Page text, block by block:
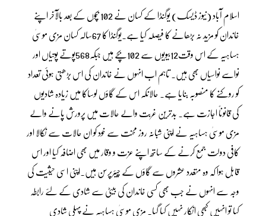
اسلام آباد (نیوز ڈیسک) یوگنڈا کے کسان نے 102 بچوں کے بعد بالآخر اپنے
خاندان کو مزید نہ بڑھانے کا فیصلہ کیا ہے۔یوگنڈا کا 67سالہ کسان مزی موسیٰ
ہساہیہ کے اس وقت12بیویوں سے 102بچے ہیں جبکہ568پوتے پوتیاں اور
نواسے نواسیاں بھی ہیں۔ تاہم اب انہوں نے خاندان کی اس بڑھتی ہوئی تعداد
کو روکنے کا منصوبہ بنایا ہے۔ حالانکہ اس کے گاؤں لوساکا میں زیادہ شادیوں
کی قانوناً اجازت ہے۔ بدترین غربت والے حالات میں پرورش پانے والے
مزی موسیٰ ہساہیہ نے اپنی شبانہ روز محنت سے خود کو ان حالات سے نکالا اور
کافی دولت جمع کرنے کے ساتھ اپنے عزت و وقار میں بھی اضافہ کیا اور اس
قابل ہوا کہ وہ متعدد عشروں سے گاؤں کے چیئرپرسن ہیں۔اپنی اسی حیثیت کی
وجہ سے انہوں نے جب بھی کسی خاندان کی بیٹی سے شادی کے لئے رابطہ
کیا تو انہیں کبھی انکار نہیں کیا گیا۔ مزی موسیٰ ہساہیہ نے پہلی شادی